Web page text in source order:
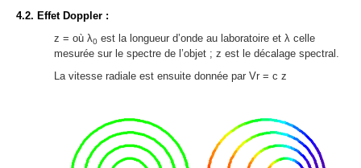
4.2. Effet Doppler :
z = où λ0 est la longueur d’onde au laboratoire et λ celle
mesurée sur le spectre de l’objet ; z est le décalage spectral.
La vitesse radiale est ensuite donnée par Vr = c z